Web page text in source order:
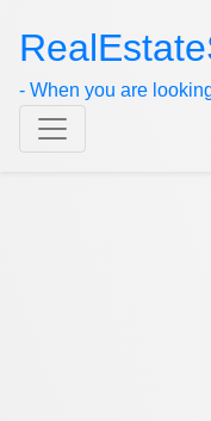
- When you are